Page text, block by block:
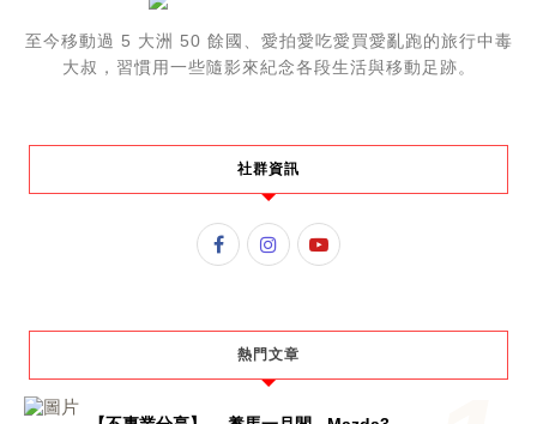
至今移動過 5 大洲 50 餘國、愛拍愛吃愛買愛亂跑的旅行中毒
大叔，習慣用一些隨影來紀念各段生活與移動足跡。
社群資訊
熱門文章